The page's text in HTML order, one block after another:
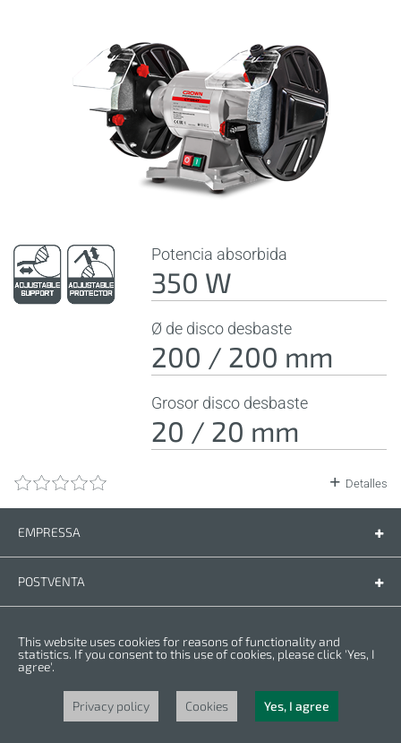
Potencia absorbida
350 W
Ø de disco desbaste
200 / 200 mm
Grosor disco desbaste
20 / 20 mm
Detalles
EMPRESSA
POSTVENTA
Condiciones de la garantia
Politica de privacidad
Cookies
Copyright © 2025 CROWN. Todos los derechos reservados. CROWN es una
marca registrada. | CROWN es parte de Merit Link group.
This website uses cookies for reasons of functionality and
statistics. If you consent to this use of cookies, please click 'Yes, I
agree'.
Privacy policy Cookies Yes, I agree